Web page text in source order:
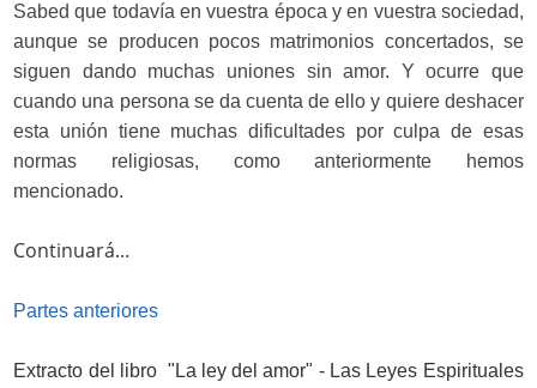
Sabed que todavía en vuestra época y en vuestra sociedad,
aunque se producen pocos matrimonios concertados, se
siguen dando muchas uniones sin amor. Y ocurre que
cuando una persona se da cuenta de ello y quiere deshacer
esta unión tiene muchas dificultades por culpa de esas
normas religiosas, como anteriormente hemos
mencionado.
Continuará...
Partes anteriores
Extracto del libro "La ley del amor" - Las Leyes Espirituales